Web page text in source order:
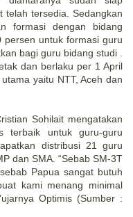
tersedia. Sedangkan
formasi dengan bidang
untuk formasi guru
bagi guru bidang studi .
dan berlaku per 1 April
yaitu NTT, Aceh dan
Sohilait mengatakan
terbaik untuk guru-guru
distribusi 21 guru
dan SMA. “Sebab SM-3T
Papua sangat butuh
kami menang minimal
Optimis (Sumber :